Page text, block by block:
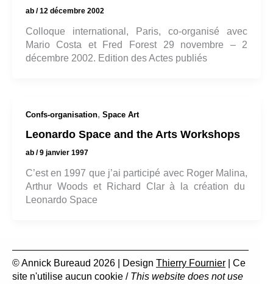
ab /12 décembre 2002
Colloque international, Paris, co-organisé avec
Mario Costa et Fred Forest 29 novembre – 2
décembre 2002. Edition des Actes publiés
Confs-organisation, Space Art
Leonardo Space and the Arts Workshops
ab /9 janvier 1997
C’est en 1997 que j’ai participé avec Roger Malina,
Arthur Woods et Richard Clar à la création du
Leonardo Space
© Annick Bureaud 2026 | Design Thierry Fournier | Ce
site n'utilise aucun cookie / This website does not use